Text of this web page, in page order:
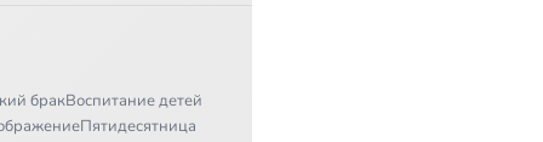
23:14
бракВоспитание детей
Пятидесятница